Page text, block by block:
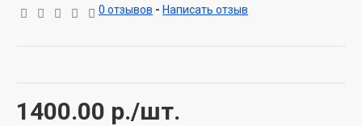
0 отзывов - Написать отзыв
1400.00 р./шт.